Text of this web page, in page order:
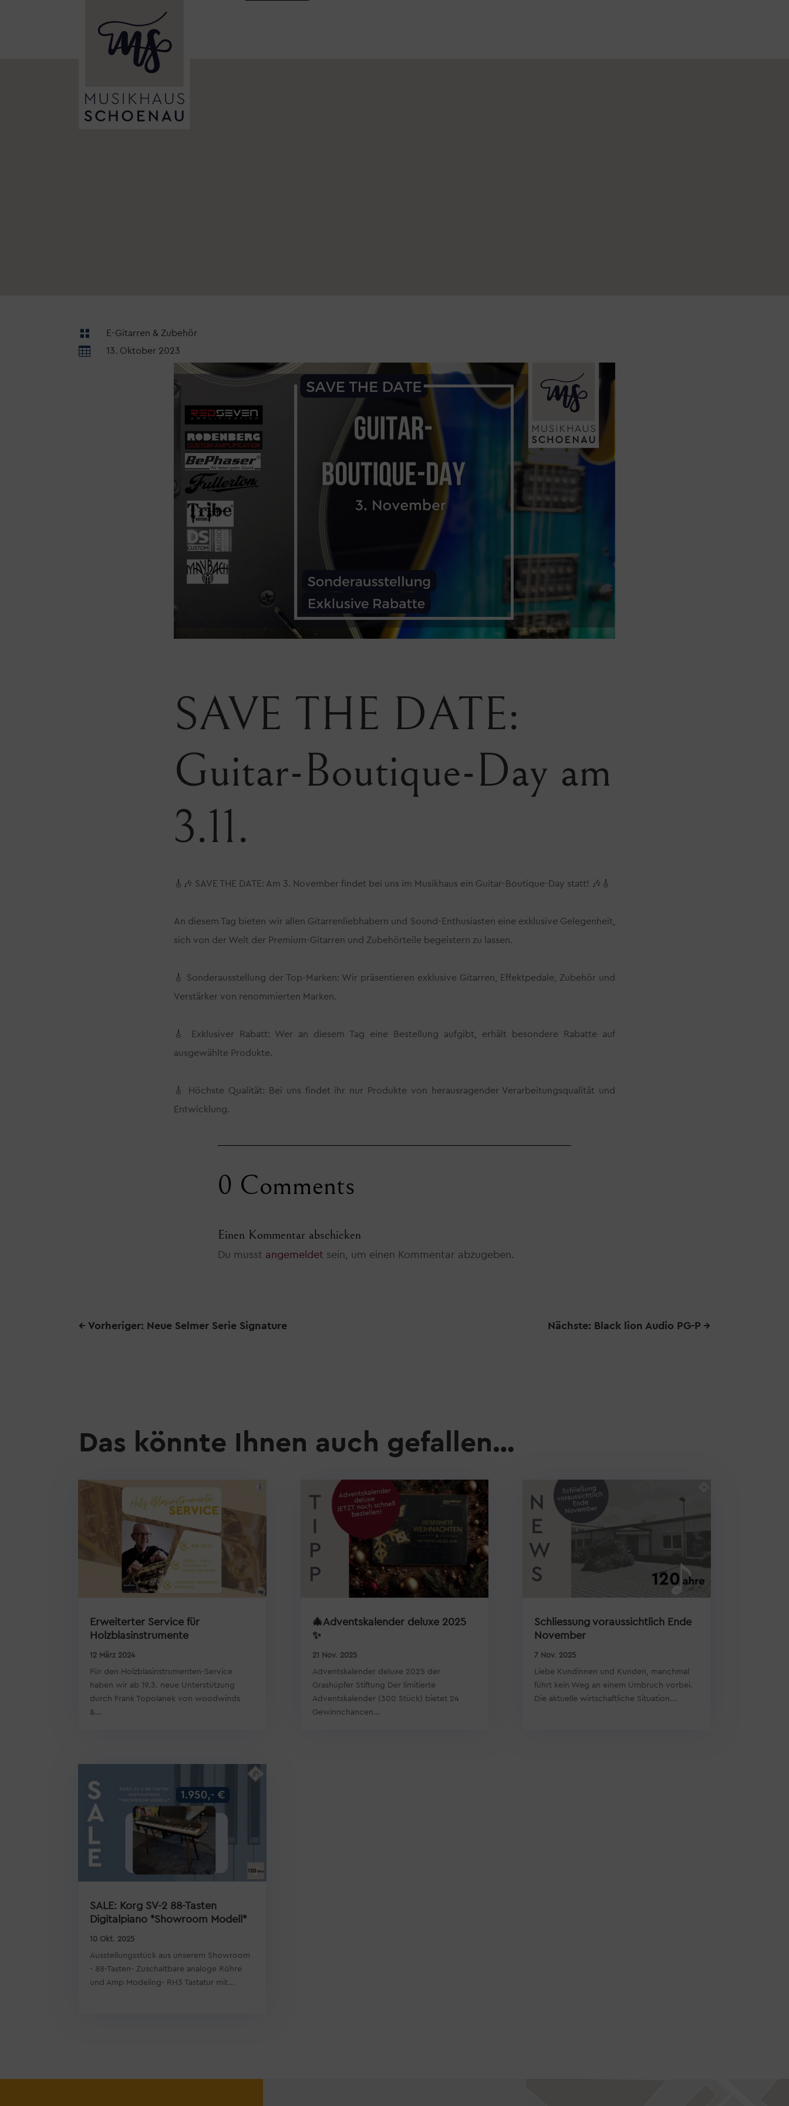
 E-Gitarren & Zubehör
 13. Oktober 2023
SAVE THE DATE:
Guitar-Boutique-Day am
3.11.
🎸🎶 SAVE THE DATE: Am 3. November findet bei uns im Musikhaus ein Guitar-Boutique-Day statt! 🎶🎸
An diesem Tag bieten wir allen Gitarrenliebhabern und Sound-Enthusiasten eine exklusive Gelegenheit,
sich von der Welt der Premium-Gitarren und Zubehörteile begeistern zu lassen.
🎸 Sonderausstellung der Top-Marken: Wir präsentieren exklusive Gitarren, Effektpedale, Zubehör und
Verstärker von renommierten Marken.
🎸 Exklusiver Rabatt: Wer an diesem Tag eine Bestellung aufgibt, erhält besondere Rabatte auf
ausgewählte Produkte.
🎸 Höchste Qualität: Bei uns findet ihr nur Produkte von herausragender Verarbeitungsqualität und
Entwicklung.
0 Comments
Einen Kommentar abschicken
Du musst angemeldet sein, um einen Kommentar abzugeben.
←Vorheriger: Neue Selmer Serie Signature Nächste: Black lion Audio PG-P→
Das könnte Ihnen auch gefallen…
Erweiterter Service für
Holzblasinstrumente
12 März 2024
Für den Holzblasinstrumenten-Service
haben wir ab 19.3. neue Unterstützung
durch Frank Topolanek von woodwinds
&...
SALE: Korg SV-2 88-Tasten
Digitalpiano *Showroom Modell*
10 Okt. 2025
Ausstellungsstück aus unserem Showroom
- 88-Tasten- Zuschaltbare analoge Röhre
und Amp Modeling- RH3 Tastatur mit...
🎄Adventskalender deluxe 2025
✨
21 Nov. 2025
Adventskalender deluxe 2025 der
Grashüpfer Stiftung Der limitierte
Adventskalender (300 Stück) bietet 24
Gewinnchancen...
Schliessung voraussichtlich Ende
November
7 Nov. 2025
Liebe Kundinnen und Kunden, manchmal
führt kein Weg an einem Umbruch vorbei.
Die aktuelle wirtschaftliche Situation...